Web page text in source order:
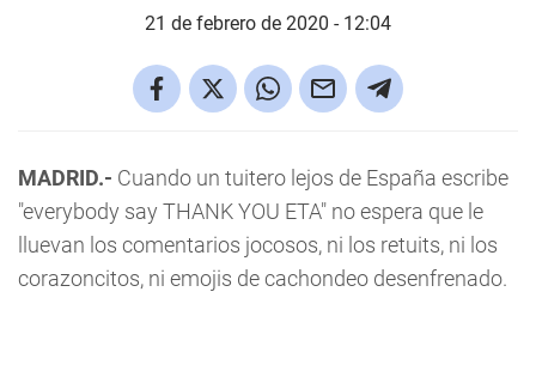
21 de febrero de 2020 - 12:04
MADRID.- Cuando un tuitero lejos de España escribe
"everybody say THANK YOU ETA" no espera que le
lluevan los comentarios jocosos, ni los retuits, ni los
corazoncitos, ni emojis de cachondeo desenfrenado.